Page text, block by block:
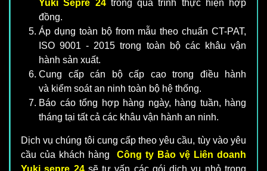
Yuki Sepre 24trong quá trình thực hiện hợp
đồng.
Áp dụng toàn bộ from mẫu theo chuẩn CT-PAT,
ISO 9001 - 2015 trong toàn bộ các khâu vận
hành sản xuất.
Cung cấp cán bộ cấp cao trong điều hành
và kiểm soát an ninh toàn bộ hệ thống.
Báo cáo tổng hợp hàng ngày, hàng tuần, hàng
tháng tại tất cả các khâu vận hành an ninh.
Dịch vụ chúng tôi cung cấp theo yêu cầu, tùy vào yêu
cầu của khách hàng Công ty Bảo vệ Liên doanh